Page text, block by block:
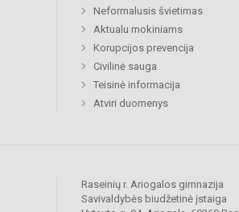
Neformalusis švietimas
Aktualu mokiniams
Korupcijos prevencija
Civilinė sauga
Teisinė informacija
Atviri duomenys
Raseinių r. Ariogalos gimnazija
Savivaldybės biudžetinė įstaiga